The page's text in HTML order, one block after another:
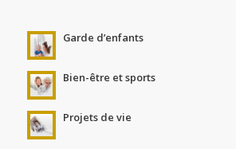
Garde d’enfants
Bien-être et sports
Projets de vie